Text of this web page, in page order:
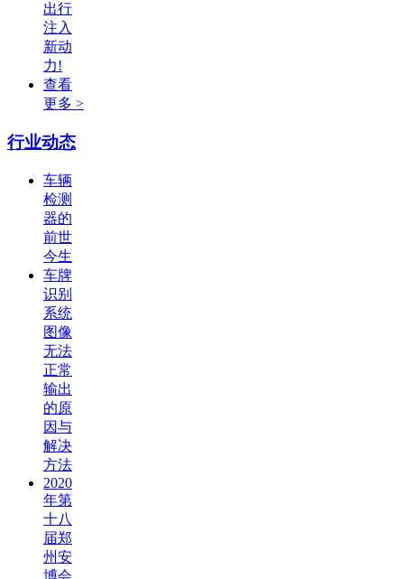
出行
注入
新动
力!
查看
更多 >
行业动态
车辆
检测
器的
前世
今生
车牌
识别
系统
图像
无法
正常
输出
的原
因与
解决
方法
2020
年第
十八
届郑
州安
博会